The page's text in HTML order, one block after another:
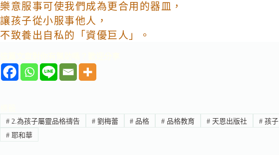
樂意服事可使我們成為更合用的器皿，
讓孩子從小服事他人，
不致養出自私的「資優巨人」。
#2.為孩子屬靈品格禱告 #劉梅蕾 # 品格 # 品格教育 # 天恩出版社 #孩子
#耶和華